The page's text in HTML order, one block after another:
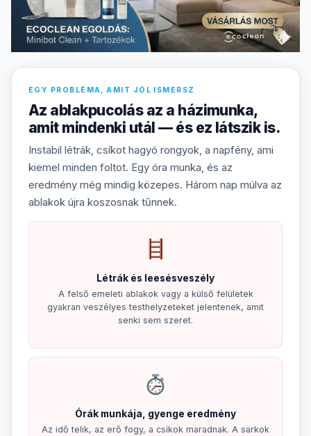
EGY PROBLÉMA, AMIT JÓL ISMERSZ
Az ablakpucolás az a házimunka,
amit mindenki utál — és ez látszik is.
Instabil létrák, csíkot hagyó rongyok, a napfény, ami
kiemel minden foltot. Egy óra munka, és az
eredmény még mindig közepes. Három nap múlva az
ablakok újra koszosnak tűnnek.
Létrák és leesésveszély
A felső emeleti ablakok vagy a külső felületek
gyakran veszélyes testhelyzeteket jelentenek, amit
senki sem szeret.
Órák munkája, gyenge eredmény
Az idő telik, az erő fogy, a csíkok maradnak. A sarkok